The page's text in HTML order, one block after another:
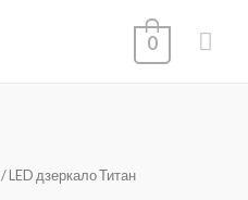
0
/ LED дзеркало Титан